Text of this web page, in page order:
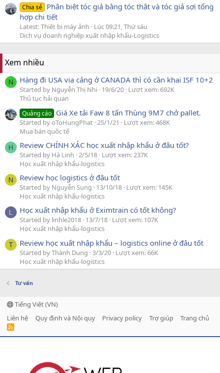
Chia sẻ Phân biệt tóc giả bằng tóc thật và tóc giả sợi tổng
hợp chi tiết
Latest: Thiết bị máy ảnh
Lúc 09:21, Thứ sáu
Dịch vụ doanh nghiệp xuất nhập khẩu-Logistics
Xem nhiều
N Hàng đi USA via cảng ở CANADA thì có cần khai ISF 10+2
Started by Nguyễn Thị Nhi 19/6/20 Lượt xem: 692K
Thủ tục hải quan
Quảng cáo Giá Xe tải Faw 8 tấn Thùng 9M7 chở pallet.
Started by oToHungPhat 25/1/21
Lượt xem: 468K
Mua bán quốc tế
H Review CHÍNH XÁC học xuất nhập khẩu ở đâu tốt?
Started by Hà Linh 2/5/18 Lượt xem: 237K
Học xuất nhập khẩu-logistics
N Review học logistics ở đâu tốt
Started by Nguyễn Sung 13/10/18 Lượt xem: 145K
Học xuất nhập khẩu-logistics
L Học xuất nhập khẩu ở Eximtrain có tốt không?
Started by linhle2018 13/7/18 Lượt xem: 107K
Học xuất nhập khẩu-logistics
T Review học xuất nhập khẩu – logistics online ở đâu tốt
Started by Thành Dung 3/3/20 Lượt xem: 66K
Học xuất nhập khẩu-logistics
Tư vấn
Tiếng Việt (VN)
Liên hệ
Quy định và Nội quy Privacy policy Trợ giúp Trang chủ
R